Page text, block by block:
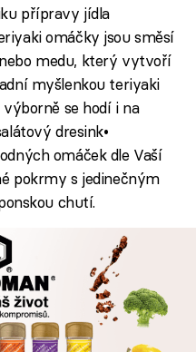
přípravy jídla
omáčky jsou směsí
medu, který vytvoří
myšlenkou teriyaki
se hodí i na
dresink•
omáček dle Vaší
pokrmy s jedinečným
chutí.